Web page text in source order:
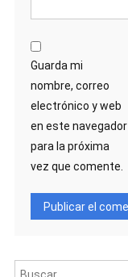
Guarda mi
nombre, correo
electrónico y web
en este navegador
para la próxima
vez que comente.